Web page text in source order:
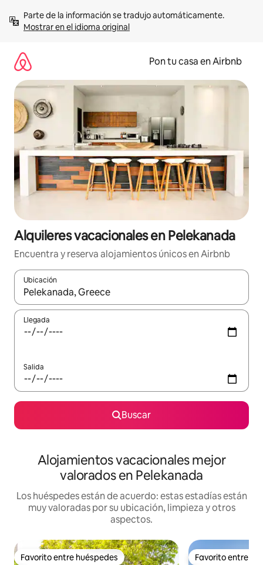
contenidoMostrar en el idioma original
Pon tu casa en Airbnb
Alquileres vacacionales en Pelekanada
Encuentra y reserva alojamientos únicos en Airbnb
Ubicación
Cuando los resultados estén disponibles, navega con las
Llegada
Salida
Buscar
Alojamientos vacacionales mejor
valorados en Pelekanada
Los huéspedes están de acuerdo: estas estadías están
muy valoradas por su ubicación, limpieza y otros
aspectos.
Favorito entre huéspedes
Favorito entre huéspedes Favorito entre
Favorito entre